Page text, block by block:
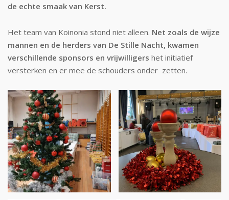
de echte smaak van Kerst.
Het team van Koinonia stond niet alleen. Net zoals de wijze
mannen en de herders van De Stille Nacht, kwamen
verschillende sponsors en vrijwilligers het initiatief
versterken en er mee de schouders onder zetten.